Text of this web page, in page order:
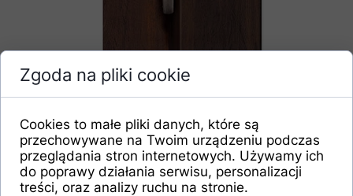
Regulowane trzy zawiasy 2-czopowe
(drzwi przylgowe).
Zgoda na pliki cookie
Cookies to małe pliki danych, które są
przechowywane na Twoim urządzeniu podczas
przeglądania stron internetowych. Używamy ich
do poprawy działania serwisu, personalizacji
treści, oraz analizy ruchu na stronie.